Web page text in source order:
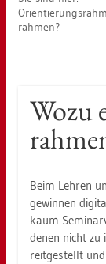
rah­men?
Wozu
Beim Leh­ren
ge­win­nen
kaum
denen nicht
reit­ge­stellt